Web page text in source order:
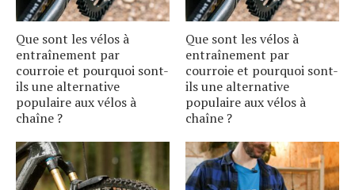
Que sont les vélos à
entraînement par
courroie et pourquoi sont-
ils une alternative
populaire aux vélos à
chaîne ?
Que sont les vélos à
entraînement par
courroie et pourquoi sont-
ils une alternative
populaire aux vélos à
chaîne ?